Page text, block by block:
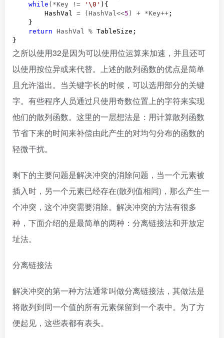
while (*Key != ' \0 ' ){
        HashVal
= (HashVal<<5 ) + *Key++ ;
    }
return HashVal % TableSize;
}
之所以使用32是因为可以使用位运算来加速，并且还可
以使用按位异或来代替。上述的散列函数的优点是简单
且允许溢出。当关键字长的时候，可以选用部分的关键
字。有些程序人员通过只使用奇数位置上的字符来实现
他们的散列函数。这里的一层想法是：用计算散列函数
节省下来的时间来补偿由此产生的对均匀分布的函数的
轻微干扰。
剩下的主要问题是解决冲突的消除问题，当一个元素被
插入时，另一个元素已经存在(散列值相同)，那么产生一
个冲突，这个冲突需要消除。解决冲突的方法有很多
种，下面介绍的是最简单的两种：分离链接法和开放定
址法。
分离链接法
解决冲突的第一种方法通常叫做分离链接法，其做法是
将散列到同一个值的所有元素保留到一个表中。为了方
便起见，这些表都有表头。